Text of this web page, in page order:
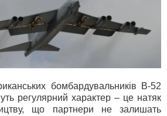
бомбардувальників B-52
регулярний характер – це натяк
що партнери не залишать